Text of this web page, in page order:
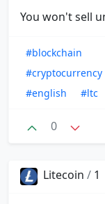
You won't sell
#blockchain
#cryptocurrency
#english
#ltc
0
Litecoin / 1